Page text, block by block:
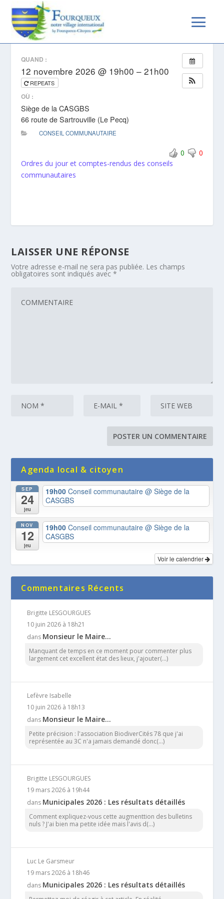
CONSEIL COMMUNAUTAIRE
QUAND :
12 novembre 2026 @ 19h00 – 21h00
REPEATS
OÙ :
Siège de la CASGBS
66 route de Sartrouville (Le Pecq)
CONSEIL COMMUNAUTAIRE
0
0
Ordres du jour et comptes-rendus des conseils
communautaires
LAISSER UNE RÉPONSE
Votre adresse e-mail ne sera pas publiée. Les champs
obligatoires sont indiqués avec*
Agenda local & citoyen
SEP
24
jeu
19h00Conseil communautaire@ Siège de la
CASGBS
NOV
12
jeu
19h00Conseil communautaire@ Siège de la
CASGBS
Voir le calendrier
Commentaires Récents
Brigitte LESGOURGUES
10 juin 2026 à 18h21
dans Monsieur le Maire…
Manquant de temps en ce moment pour commenter plus
largement cet excellent état des lieux, j'ajouter(...)
Lefèvre Isabelle
10 juin 2026 à 18h13
dans Monsieur le Maire…
Petite précision : l'association BiodiverCités 78 que j'ai
représentée au 3C n'a jamais demandé donc(...)
Brigitte LESGOURGUES
19 mars 2026 à 19h44
dans Municipales 2026 : Les résultats détaillés
Comment expliquez-vous cette augmenttion des bulletins
nuls ? J'ai bien ma petite idée mais l'avis d(...)
Luc Le Garsmeur
19 mars 2026 à 18h46
dans Municipales 2026 : Les résultats détaillés